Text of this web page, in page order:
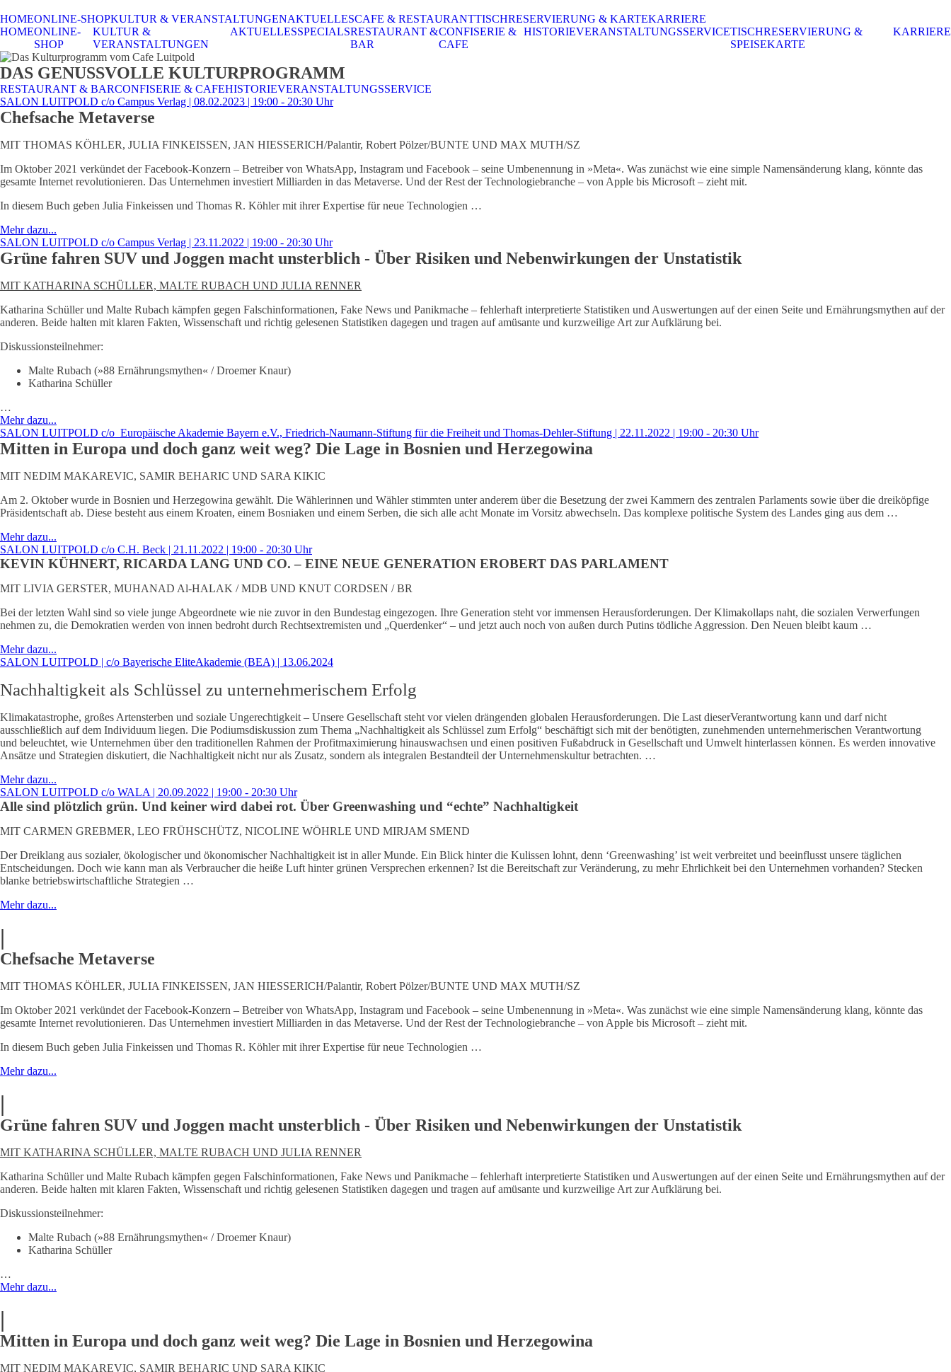
HOMEONLINE-SHOPKULTUR & VERANSTALTUNGENAKTUELLESCAFE & RESTAURANTTISCHRESERVIERUNG & KARTEKARRIERE
HOMEONLINE-
SHOP
KULTUR &
VERANSTALTUNGEN
AKTUELLESSPECIALSRESTAURANT &
BAR
CONFISERIE &
CAFE
HISTORIEVERANSTALTUNGSSERVICETISCHRESERVIERUNG &
SPEISEKARTE
KARRIERE
DAS GENUSSVOLLE KULTURPROGRAMM
RESTAURANT & BARCONFISERIE & CAFEHISTORIEVERANSTALTUNGSSERVICE
SALON LUITPOLD c/o Campus Verlag | 08.02.2023 | 19:00 - 20:30 Uhr
Chefsache Metaverse
MIT THOMAS KÖHLER, JULIA FINKEISSEN, JAN HIESSERICH/Palantir, Robert Pölzer/BUNTE UND MAX MUTH/SZ
Im Oktober 2021 verkündet der Facebook-Konzern – Betreiber von WhatsApp, Instagram und Facebook – seine Umbenennung in »Meta«. Was zunächst wie eine simple Namensänderung klang, könnte das
gesamte Internet revolutionieren. Das Unternehmen investiert Milliarden in das Metaverse. Und der Rest der Technologiebranche – von Apple bis Microsoft – zieht mit.
In diesem Buch geben Julia Finkeissen und Thomas R. Köhler mit ihrer Expertise für neue Technologien …
Mehr dazu...
SALON LUITPOLD c/o Campus Verlag | 23.11.2022 | 19:00 - 20:30 Uhr
Grüne fahren SUV und Joggen macht unsterblich - Über Risiken und Nebenwirkungen der Unstatistik
MIT KATHARINA SCHÜLLER, MALTE RUBACH UND JULIA RENNER
Katharina Schüller und Malte Rubach kämpfen gegen Falschinformationen, Fake News und Panikmache – fehlerhaft interpretierte Statistiken und Auswertungen auf der einen Seite und Ernährungsmythen auf der
anderen. Beide halten mit klaren Fakten, Wissenschaft und richtig gelesenen Statistiken dagegen und tragen auf amüsante und kurzweilige Art zur Aufklärung bei.
Diskussionsteilnehmer:
Malte Rubach (»88 Ernährungsmythen« / Droemer Knaur)
Katharina Schüller
…
Mehr dazu...
SALON LUITPOLD c/o Europäische Akademie Bayern e.V., Friedrich-Naumann-Stiftung für die Freiheit und Thomas-Dehler-Stiftung | 22.11.2022 | 19:00 - 20:30 Uhr
Mitten in Europa und doch ganz weit weg? Die Lage in Bosnien und Herzegowina
MIT NEDIM MAKAREVIC, SAMIR BEHARIC UND SARA KIKIC
Am 2. Oktober wurde in Bosnien und Herzegowina gewählt. Die Wählerinnen und Wähler stimmten unter anderem über die Besetzung der zwei Kammern des zentralen Parlaments sowie über die dreiköpfige
Präsidentschaft ab. Diese besteht aus einem Kroaten, einem Bosniaken und einem Serben, die sich alle acht Monate im Vorsitz abwechseln. Das komplexe politische System des Landes ging aus dem …
Mehr dazu...
SALON LUITPOLD c/o C.H. Beck | 21.11.2022 | 19:00 - 20:30 Uhr
KEVIN KÜHNERT, RICARDA LANG UND CO. – EINE NEUE GENERATION EROBERT DAS PARLAMENT
MIT LIVIA GERSTER, MUHANAD Al-HALAK / MDB UND KNUT CORDSEN / BR
Bei der letzten Wahl sind so viele junge Abgeordnete wie nie zuvor in den Bundestag eingezogen. Ihre Generation steht vor immensen Herausforderungen. Der Klimakollaps naht, die sozialen Verwerfungen
nehmen zu, die Demokratien werden von innen bedroht durch Rechtsextremisten und „Querdenker“ – und jetzt auch noch von außen durch Putins tödliche Aggression. Den Neuen bleibt kaum …
Mehr dazu...
SALON LUITPOLD | c/o Bayerische EliteAkademie (BEA) | 13.06.2024
Nachhaltigkeit als Schlüssel zu unternehmerischem Erfolg
Klimakatastrophe, großes Artensterben und soziale Ungerechtigkeit – Unsere Gesellschaft steht vor vielen drängenden globalen Herausforderungen. Die Last dieserVerantwortung kann und darf nicht
ausschließlich auf dem Individuum liegen. Die Podiumsdiskussion zum Thema „Nachhaltigkeit als Schlüssel zum Erfolg“ beschäftigt sich mit der benötigten, zunehmenden unternehmerischen Verantwortung
und beleuchtet, wie Unternehmen über den traditionellen Rahmen der Profitmaximierung hinauswachsen und einen positiven Fußabdruck in Gesellschaft und Umwelt hinterlassen können. Es werden innovative
Ansätze und Strategien diskutiert, die Nachhaltigkeit nicht nur als Zusatz, sondern als integralen Bestandteil der Unternehmenskultur betrachten. …
Mehr dazu...
SALON LUITPOLD c/o WALA | 20.09.2022 | 19:00 - 20:30 Uhr
Alle sind plötzlich grün. Und keiner wird dabei rot. Über Greenwashing und “echte” Nachhaltigkeit
MIT CARMEN GREBMER, LEO FRÜHSCHÜTZ, NICOLINE WÖHRLE UND MIRJAM SMEND
Der Dreiklang aus sozialer, ökologischer und ökonomischer Nachhaltigkeit ist in aller Munde. Ein Blick hinter die Kulissen lohnt, denn ‘Greenwashing’ ist weit verbreitet und beeinflusst unsere täglichen
Entscheidungen. Doch wie kann man als Verbraucher die heiße Luft hinter grünen Versprechen erkennen? Ist die Bereitschaft zur Veränderung, zu mehr Ehrlichkeit bei den Unternehmen vorhanden? Stecken
blanke betriebswirtschaftliche Strategien …
Mehr dazu...
|
Chefsache Metaverse
MIT THOMAS KÖHLER, JULIA FINKEISSEN, JAN HIESSERICH/Palantir, Robert Pölzer/BUNTE UND MAX MUTH/SZ
Im Oktober 2021 verkündet der Facebook-Konzern – Betreiber von WhatsApp, Instagram und Facebook – seine Umbenennung in »Meta«. Was zunächst wie eine simple Namensänderung klang, könnte das
gesamte Internet revolutionieren. Das Unternehmen investiert Milliarden in das Metaverse. Und der Rest der Technologiebranche – von Apple bis Microsoft – zieht mit.
In diesem Buch geben Julia Finkeissen und Thomas R. Köhler mit ihrer Expertise für neue Technologien …
Mehr dazu...
|
Grüne fahren SUV und Joggen macht unsterblich - Über Risiken und Nebenwirkungen der Unstatistik
MIT KATHARINA SCHÜLLER, MALTE RUBACH UND JULIA RENNER
Katharina Schüller und Malte Rubach kämpfen gegen Falschinformationen, Fake News und Panikmache – fehlerhaft interpretierte Statistiken und Auswertungen auf der einen Seite und Ernährungsmythen auf der
anderen. Beide halten mit klaren Fakten, Wissenschaft und richtig gelesenen Statistiken dagegen und tragen auf amüsante und kurzweilige Art zur Aufklärung bei.
Diskussionsteilnehmer:
Malte Rubach (»88 Ernährungsmythen« / Droemer Knaur)
Katharina Schüller
…
Mehr dazu...
|
Mitten in Europa und doch ganz weit weg? Die Lage in Bosnien und Herzegowina
MIT NEDIM MAKAREVIC, SAMIR BEHARIC UND SARA KIKIC